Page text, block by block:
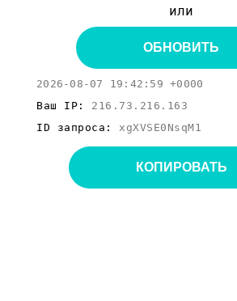
или
ОБНОВИТЬ
2026-08-07 19:42:59 +0000
Ваш IP: 216.73.216.163
ID запроса: xgXVSE0NsqM1
КОПИРОВАТЬ